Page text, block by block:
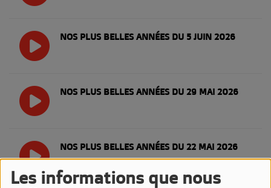
Les informations que nous
NOS PLUS BELLES ANNÉES DU 5 JUIN 2026
NOS PLUS BELLES ANNÉES DU 29 MAI 2026
NOS PLUS BELLES ANNÉES DU 22 MAI 2026